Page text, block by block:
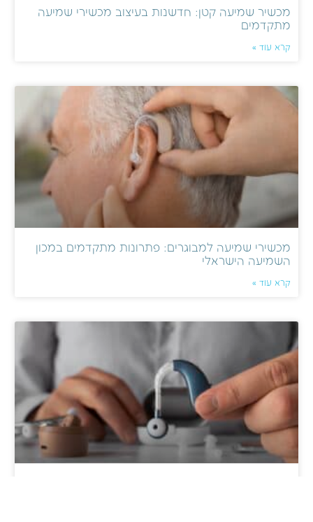
מכשיר שמיעה קטן: חדשנות בעיצוב מכשירי שמיעה
מתקדמים
קרא עוד »
מכשירי שמיעה למבוגרים: פתרונות מתקדמים במכון
השמיעה הישראלי
קרא עוד »